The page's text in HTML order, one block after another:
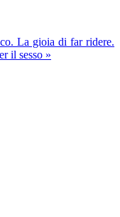
La gioia di far ridere.
il sesso »